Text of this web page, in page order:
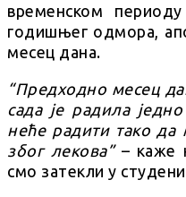
временском
годишњег одмора,
месец дана.
“Предходно месец
сада је радила
неће радити тако
због лекова”– каже
смо затекли у